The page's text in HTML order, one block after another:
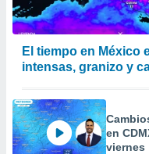
El tiempo en México
intensas, granizo y
en
viernes